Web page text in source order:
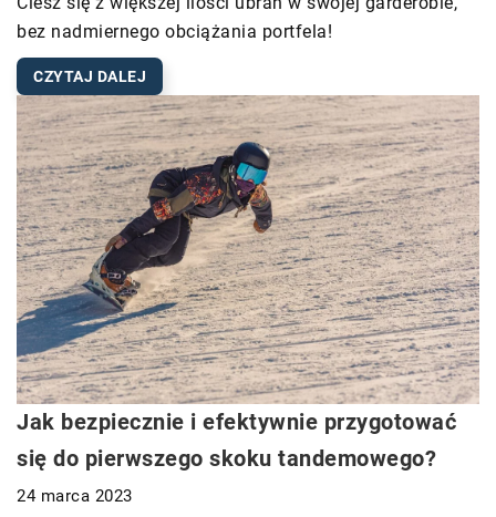
bez nadmiernego obciążania portfela!
CZYTAJ DALEJ
Jak bezpiecznie i efektywnie przygotować
się do pierwszego skoku tandemowego?
24 marca 2023